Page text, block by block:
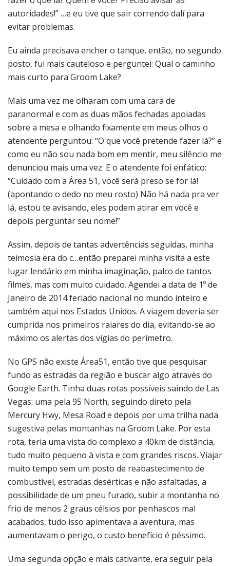
autoridades!” …e eu tive que sair correndo dalí para
evitar problemas.
Eu ainda precisava encher o tanque, então, no segundo
posto, fui mais cauteloso e perguntei: Qual o caminho
mais curto para Groom Lake?
Mais uma vez me olharam com uma cara de
paranormal e com as duas mãos fechadas apoiadas
sobre a mesa e olhando fixamente em meus olhos o
atendente perguntou: “O que você pretende fazer lá?” e
como eu não sou nada bom em mentir, meu silêncio me
denunciou mais uma vez. E o atendente foi enfático:
“Cuidado com a Área 51, você será preso se for lá!
(apontando o dedo no meu rosto) Não há nada pra ver
lá, estou te avisando, eles podem atirar em você e
depois perguntar seu nome!”
Assim, depois de tantas advertências seguidas, minha
teimosia era do c…então preparei minha visita a este
lugar lendário em minha imaginação, palco de tantos
filmes, mas com muito cuidado. Agendei a data de 1º de
Janeiro de 2014 feriado nacional no mundo inteiro e
também aqui nos Estados Unidos. A viagem deveria ser
cumprida nos primeiros raiares do dia, evitando-se ao
máximo os alertas dos vigias do perímetro.
No GPS não existe Área51, então tive que pesquisar
fundo as estradas da região e buscar algo através do
Google Earth. Tinha duas rotas possíveis saindo de Las
Vegas: uma pela 95 North, seguindo direto pela
Mercury Hwy, Mesa Road e depois por uma trilha nada
sugestiva pelas montanhas na Groom Lake. Por esta
rota, teria uma vista do complexo a 40km de distância,
tudo muito pequeno à vista e com grandes riscos. Viajar
muito tempo sem um posto de reabastecimento de
combustível, estradas desérticas e não asfaltadas, a
possibilidade de um pneu furado, subir a montanha no
frio de menos 2 graus célsios por penhascos mal
acabados, tudo isso apimentava a aventura, mas
aumentavam o perigo, o custo benefício é péssimo.
Uma segunda opção e mais cativante, era seguir pela